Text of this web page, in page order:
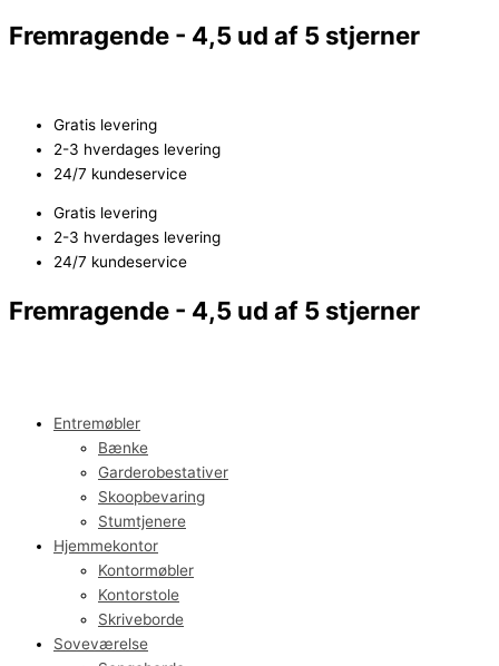
til
Fremragende - 4,5 ud af 5 stjerner
Gratis levering
2-3 hverdages levering
24/7 kundeservice
Gratis levering
2-3 hverdages levering
24/7 kundeservice
Fremragende - 4,5 ud af 5 stjerner
Entremøbler
Bænke
Garderobestativer
Skoopbevaring
Stumtjenere
Hjemmekontor
Kontormøbler
Kontorstole
Skriveborde
Soveværelse
sofabord
antal